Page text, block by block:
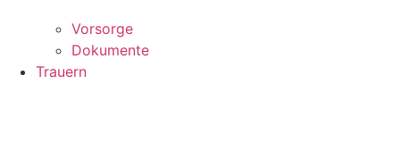
Vorsorge
Dokumente
Trauern